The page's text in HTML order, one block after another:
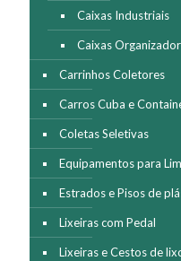
Caixas Industriais
Caixas
Carrinhos Coletores
Carros Cuba e
Coletas Seletivas
Equipamentos para
Estrados e Pisos de
Lixeiras com Pedal
Lixeiras e Cestos de